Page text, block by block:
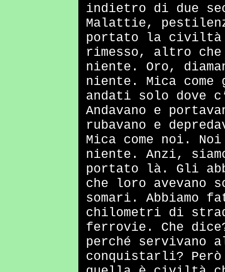
indietro di due
Malattie,
portato la civiltà
rimesso, altro
niente. Oro,
niente. Mica
andati solo dove
Andavano e
rubavano e
Mica come noi.
niente. Anzi,
portato là. Gli
che loro avevano
somari. Abbiamo
chilometri di
ferrovie. Che
perché servivano
conquistarli?